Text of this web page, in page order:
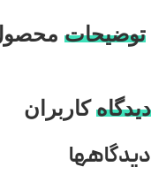
توضیحات
دیدگاهکاربران
دیدگاهها